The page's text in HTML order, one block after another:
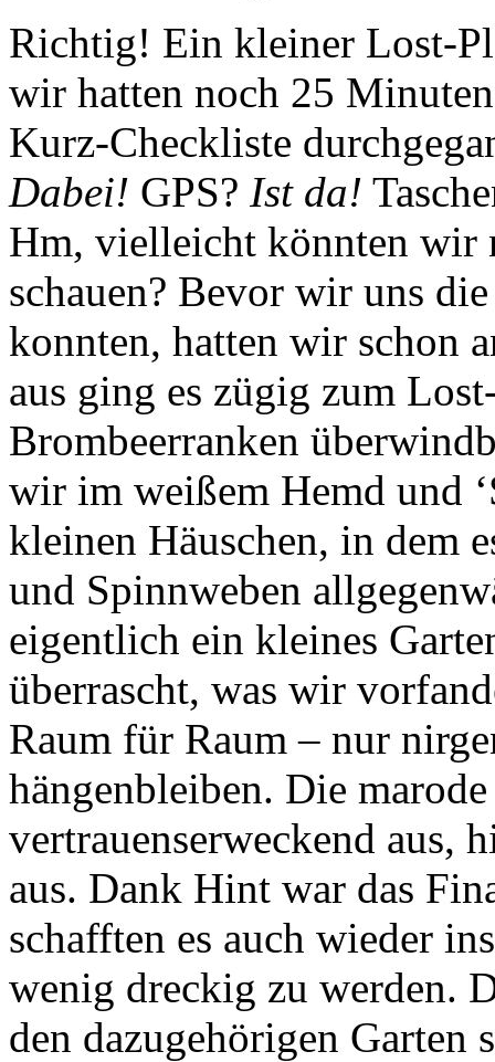
Richtig! Ein kleiner Lost-
wir hatten noch 25
Kurz-Checkliste
Dabei! GPS? Ist da!
Hm, vielleicht könnten wir
schauen? Bevor wir uns
konnten, hatten wir schon
aus ging es zügig zum
Brombeerranken
wir im weißem Hemd und
kleinen Häuschen, in dem
und Spinnweben
eigentlich ein kleines
überrascht, was wir
Raum für Raum – nur
hängenbleiben. Die
vertrauenserweckend aus,
aus. Dank Hint war das
schafften es auch wieder
wenig dreckig zu werden.
den dazugehörigen Garten